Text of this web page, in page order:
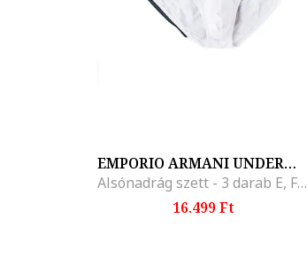
EMPORIO ARMANI UNDERWEAR
Alsónadrág szett - 3 darab E, Fehér/Fekete/Tengerészkék
16.499 Ft